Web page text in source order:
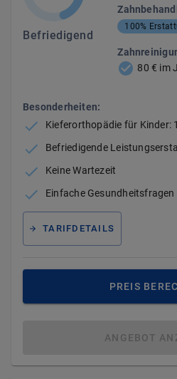
Befriedigend
100%
80 € im
Besonderheiten:
Kieferorthopädie für Kinder:
Befriedigende
Keine Wartezeit
Einfache Gesundheitsfragen
TARIFDETAILS
PREIS
ANGEBOT